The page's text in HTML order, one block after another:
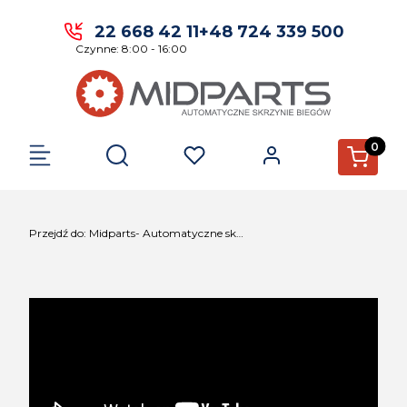
22 668 42 11
Czynne: 8:00 - 16:00
+48 724 339 500
Otwórz wyszukiwarkę Produkty
Przejdź do: Midparts- Automatyczne skrzynie biegów.